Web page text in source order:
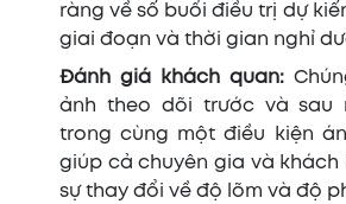
ràng về số buổi điều trị dự
giai đoạn và thời gian nghỉ
Đánh giá khách quan:
ảnh theo dõi trước và sau
trong cùng một điều kiện
giúp cả chuyên gia và khách
sự thay đổi về độ lõm và độ